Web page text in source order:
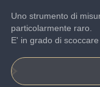
Uno strumento di
particolarmente raro.
E' in grado di scoccare